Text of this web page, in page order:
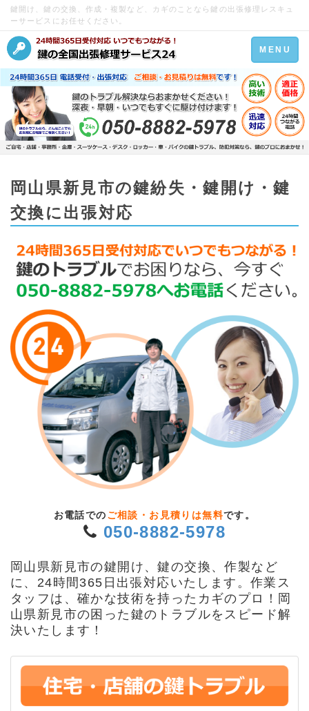
鍵開け、鍵の交換、作成・複製など、カギのことなら鍵の出張修理レスキュ
ーサービスにお任せください。
Toggle
navigation
MENU
岡山県新見市の鍵紛失・鍵開け・鍵
交換に出張対応
お電話での ご相談・お見積りは無料です。
050-8882-5978
岡山県新見市の鍵開け、鍵の交換、作製など
に、24時間365日出張対応いたします。作業ス
タッフは、確かな技術を持ったカギのプロ！岡
山県新見市の困った鍵のトラブルをスピード解
決いたします！